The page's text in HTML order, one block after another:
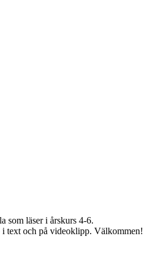
som läser i årskurs 4-6.
text och på videoklipp. Välkommen!